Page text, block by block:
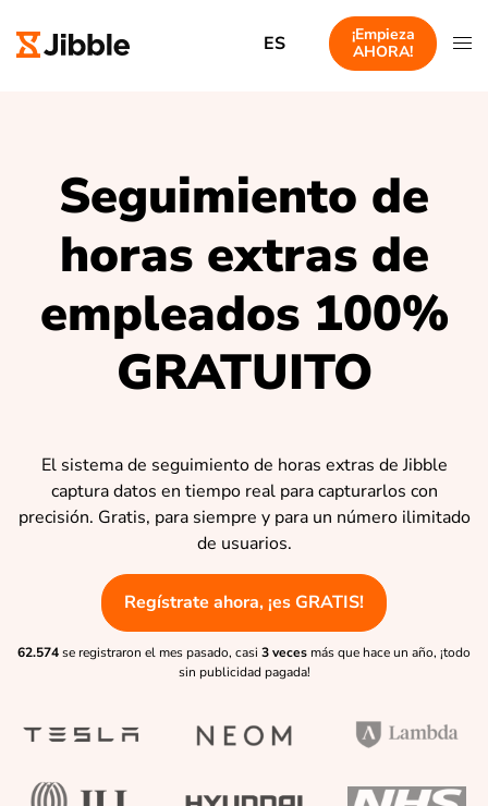
ES
¡Empieza
AHORA!
Seguimiento de
horas extras de
empleados 100%
GRATUITO
El sistema de seguimiento de horas extras de Jibble
captura datos en tiempo real para capturarlos con
precisión. Gratis, para siempre y para un número ilimitado
de usuarios.
Regístrate ahora, ¡es GRATIS!
62.574se registraron el mes pasado, casi 3 veces más que hace un año, ¡todo
sin publicidad pagada!